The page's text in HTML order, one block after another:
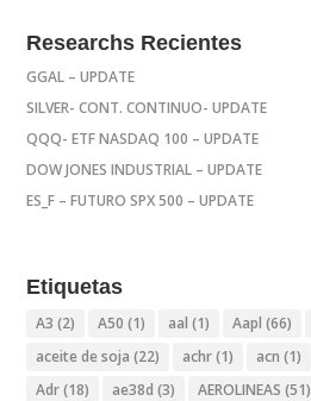
Researchs Recientes
GGAL – UPDATE
SILVER- CONT. CONTINUO- UPDATE
QQQ- ETF NASDAQ 100 – UPDATE
DOW JONES INDUSTRIAL – UPDATE
ES_F – FUTURO SPX 500 – UPDATE
Etiquetas
A3 (2) A50 (1) aal (1) Aapl (66)
aceite de soja (22) achr(1) acn (1)
Adr(18) ae38d (3) AEROLINEAS (51)